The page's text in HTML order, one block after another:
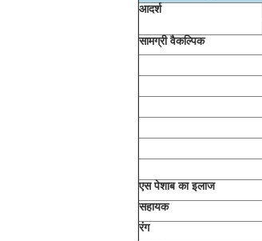
आदर्श
सामग्री वैकल्पिक
एस पेशाब का इलाज
सहायक
रंग